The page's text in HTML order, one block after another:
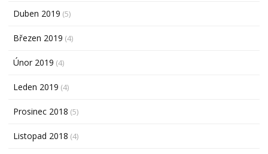
Duben 2019 (5)
Březen 2019 (4)
Únor 2019 (4)
Leden 2019 (4)
Prosinec 2018 (5)
Listopad 2018 (4)